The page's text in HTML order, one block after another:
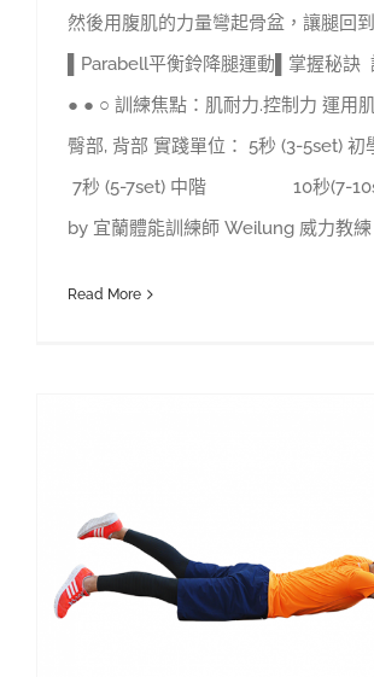
然後用腹肌的力量彎起骨盆，讓腿回
▌Parabell平衡鈴降腿運動▌掌握秘訣
● ● ○ 訓練焦點：肌耐力.控制力 運用
臀部, 背部 實踐單位： 5秒 (3-
7秒 (5-7set) 中階 10秒(7-
by 宜蘭體能訓練師 Weilung 威力教
Read More